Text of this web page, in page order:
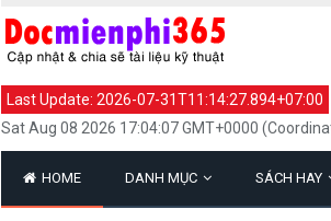
Last Update: 2026-07-31T11:14:27.894+07:00
Sat Aug 08 2026 17:04:07 GMT+0000
HOME DANH MỤC SÁCH HAY